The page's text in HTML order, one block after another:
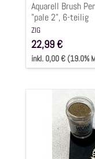
Aquarell Brush
"pale 2", 6-teilig
ZIG
22,99 €
inkl. 0,00 € (19.0%
Embossingpulver
"Metallic
Brass",